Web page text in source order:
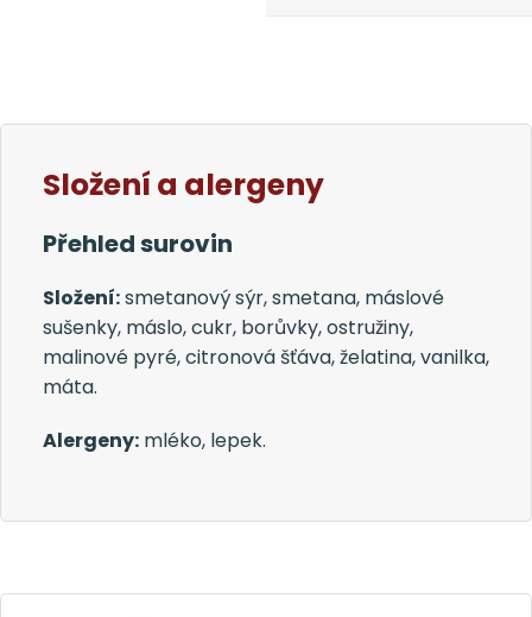
Složení a alergeny
Přehled surovin
Složení:smetanový sýr, smetana, máslové
sušenky, máslo, cukr, borůvky, ostružiny,
malinové pyré, citronová šťáva, želatina, vanilka,
máta.
Alergeny: mléko, lepek.